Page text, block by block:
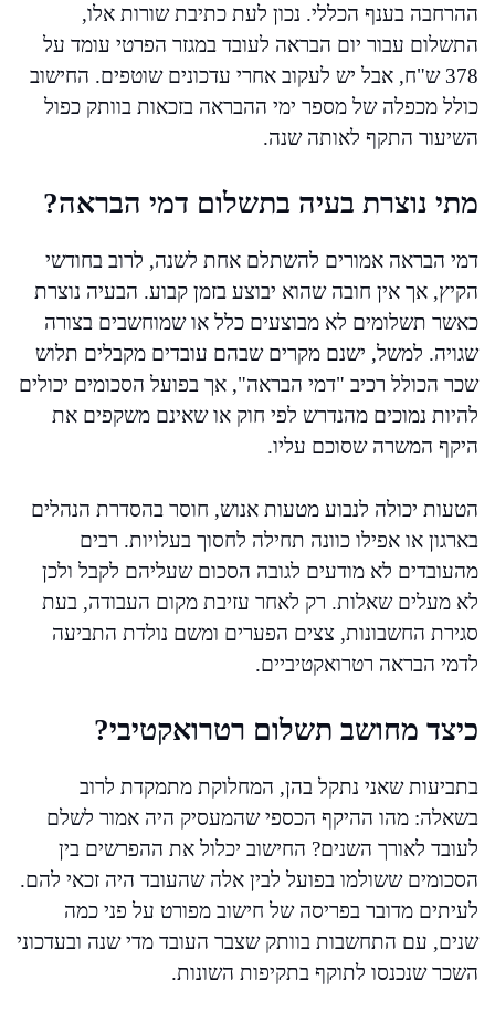
ההרחבה בענף הכללי. נכון לעת כתיבת שורות אלו,
התשלום עבור יום הבראה לעובד במגזר הפרטי עומד על
378 ש"ח, אבל יש לעקוב אחרי עדכונים שוטפים. החישוב
כולל מכפלה של מספר ימי ההבראה בזכאות בוותק כפול
השיעור התקף לאותה שנה.
מתי נוצרת בעיה בתשלום דמי הבראה?
דמי הבראה אמורים להשתלם אחת לשנה, לרוב בחודשי
הקיץ, אך אין חובה שהוא יבוצע בזמן קבוע. הבעיה נוצרת
כאשר תשלומים לא מבוצעים כלל או שמוחשבים בצורה
שגויה. למשל, ישנם מקרים שבהם עובדים מקבלים תלוש
שכר הכולל רכיב "דמי הבראה", אך בפועל הסכומים יכולים
להיות נמוכים מהנדרש לפי חוק או שאינם משקפים את
היקף המשרה שסוכם עליו.
הטעות יכולה לנבוע מטעות אנוש, חוסר בהסדרת הנהלים
בארגון או אפילו כוונה תחילה לחסוך בעלויות. רבים
מהעובדים לא מודעים לגובה הסכום שעליהם לקבל ולכן
לא מעלים שאלות. רק לאחר עזיבת מקום העבודה, בעת
סגירת החשבונות, צצים הפערים ומשם נולדת התביעה
לדמי הבראה רטרואקטיביים.
כיצד מחושב תשלום רטרואקטיבי?
בתביעות שאני נתקל בהן, המחלוקת מתמקדת לרוב
בשאלה: מהו ההיקף הכספי שהמעסיק היה אמור לשלם
לעובד לאורך השנים? החישוב יכלול את ההפרשים בין
הסכומים ששולמו בפועל לבין אלה שהעובד היה זכאי להם.
לעיתים מדובר בפריסה של חישוב מפורט על פני כמה
שנים, עם התחשבות בוותק שצבר העובד מדי שנה ובעדכוני
השכר שנכנסו לתוקף בתקיפות השונות.